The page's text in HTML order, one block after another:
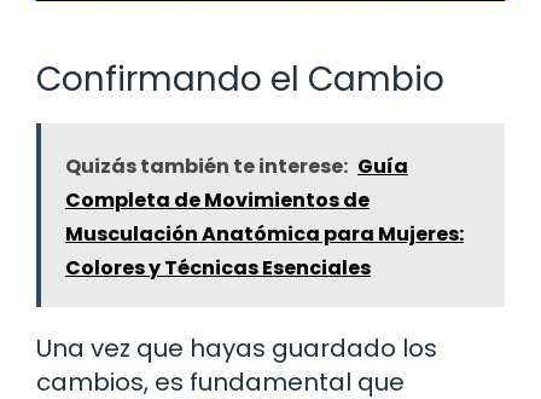
Confirmando el Cambio
Quizás también te interese: Guía
Completa de Movimientos de
Musculación Anatómica para Mujeres:
Colores y Técnicas Esenciales
Una vez que hayas guardado los
cambios, es fundamental que